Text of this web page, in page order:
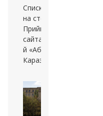
Списки оприлюднено
на стендах
Приймальної комісії та
сайтах — університету
й «Абітурієнт
Каразінського»